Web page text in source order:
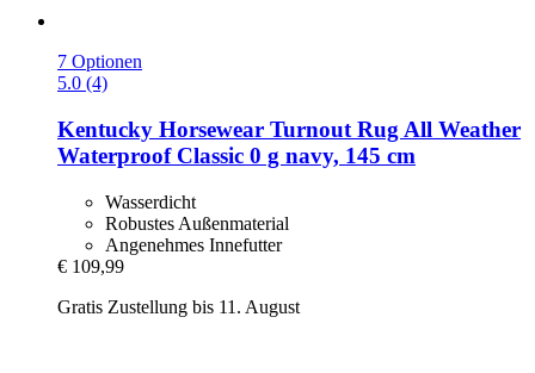
7 Optionen
5.0 (4)
Kentucky Horsewear Turnout Rug All Weather
Waterproof Classic 0 g navy, 145 cm
Wasserdicht
Robustes Außenmaterial
Angenehmes Innefutter
€ 109,99
Gratis Zustellung bis 11. August